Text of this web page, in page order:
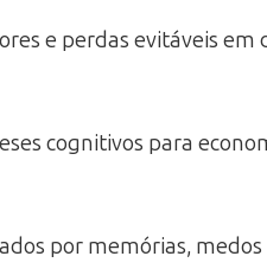
e perdas evitáveis em
cognitivos para
por memórias, medos